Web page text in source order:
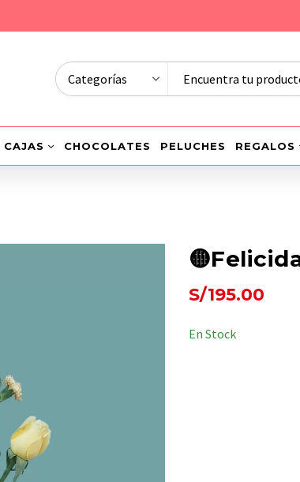
CAJAS CHOCOLATES PELUCHES REGALOS
S/195.00
En Stock